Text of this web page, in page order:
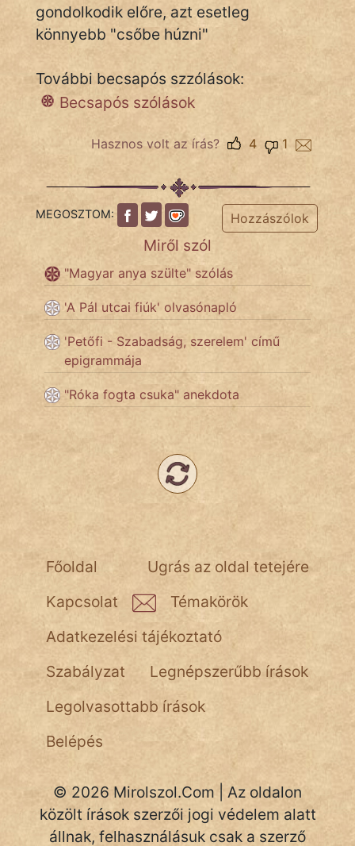
FILM
MAGYARSÁG
fantom
Hunor
Jób Gedeon
Láron Ádám
mikkamakka
vörös ördög
NapHold
pszichopati
szegény legény
Hoffer Botond
szemfüles
gondolkodik előre, azt esetleg
könnyebb "csőbe húzni"
További becsapós szzólások:
Becsapós szólások
Hasznos volt az írás? 1
4
MEGOSZTOM: Hozzászólok
Miről szól
"Magyar anya szülte" szólás
'A Pál utcai fiúk' olvasónapló
'Petőfi - Szabadság, szerelem' című
epigrammája
"Róka fogta csuka" anekdota
Ugrás az oldal tetejére
Főoldal
Kapcsolat
Témakörök
Adatkezelési tájékoztató
Szabályzat
Legnépszerűbb írások
Legolvasottabb írások
Belépés
© 2026 Mirolszol.Com | Az oldalon
közölt írások szerzői jogi védelem alatt
állnak, felhasználásuk csak a szerző